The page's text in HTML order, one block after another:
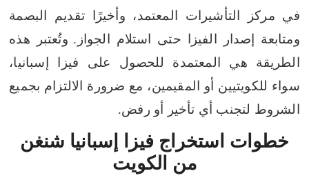
في مركز التأشيرات المعتمد، وأخيرًا تقديم البصمة
ومتابعة إصدار الفيزا حتى استلام الجواز. وتُعتبر هذه
الطريقة هي المعتمدة للحصول على فيزا إسبانيا،
سواء للكويتيين أو المقيمين، مع ضرورة الالتزام بجميع
الشروط لتجنب أي تأخير أو رفض.
خطوات استخراج فيزا إسبانيا شنغن
من الكويت